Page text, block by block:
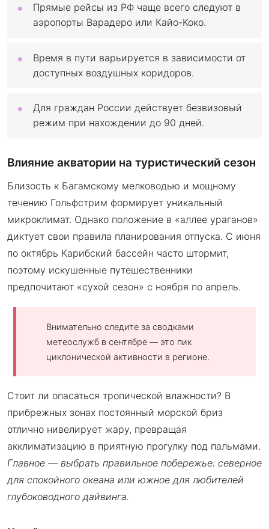
Прямые рейсы из РФ чаще всего следуют в
аэропорты Варадеро или Кайо-Коко.
Время в пути варьируется в зависимости от
доступных воздушных коридоров.
Для граждан России действует безвизовый
режим при нахождении до 90 дней.
Влияние акватории на туристический сезон
Близость к Багамскому мелководью и мощному
течению Гольфстрим формирует уникальный
микроклимат. Однако положение в «аллее ураганов»
диктует свои правила планирования отпуска. С июня
по октябрь Карибский бассейн часто штормит,
поэтому искушенные путешественники
предпочитают «сухой сезон» с ноября по апрель.
Внимательно следите за сводками
метеослужб в сентябре — это пик
циклонической активности в регионе.
Стоит ли опасаться тропической влажности? В
прибрежных зонах постоянный морской бриз
отлично нивелирует жару, превращая
акклиматизацию в приятную прогулку под пальмами.
Главное — выбрать правильное побережье: северное
для спокойного океана или южное для любителей
глубоководного дайвинга.